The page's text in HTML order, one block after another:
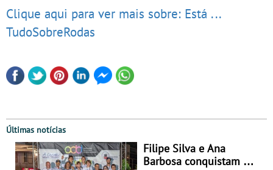
Clique aqui para ver mais sobre: Está ...
TudoSobreRodas
Últimas notícias
Filipe Silva e Ana
Barbosa conquistam os